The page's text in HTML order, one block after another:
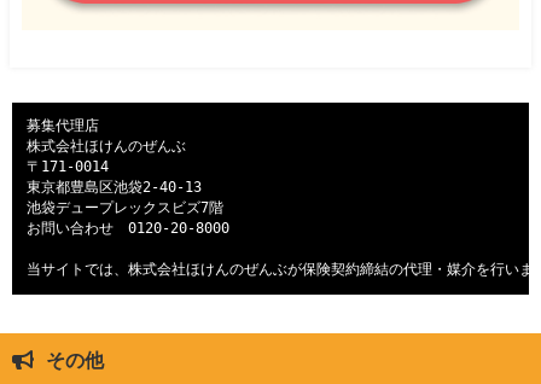
募集代理店
株式会社ほけんのぜんぶ
〒171-0014
東京都豊島区池袋2-40-13
池袋デュープレックスビズ7階
お問い合わせ 0120-20-8000
当サイトでは、株式会社ほけんのぜんぶが保険契約締結の代理・媒介を行いま
その他